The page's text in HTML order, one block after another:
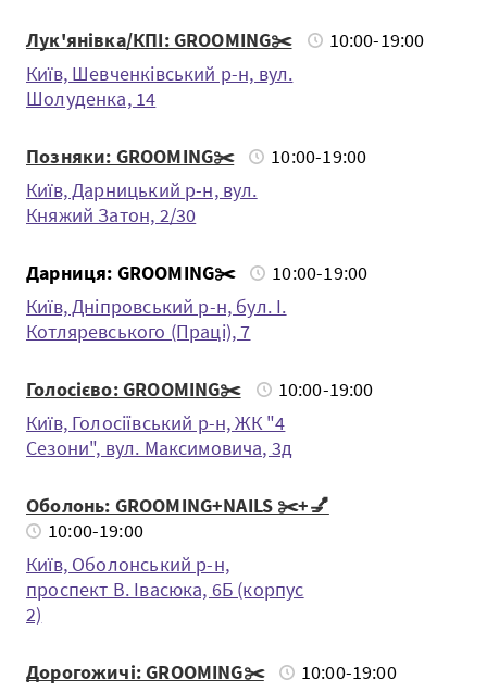
Лук'янівка/КПІ: GROOMING✂️
10:00-19:00
Київ, Шевченкiвський р-н, вул.
Шолуденка, 14
Позняки: GROOMING✂️
10:00-19:00
Київ, Дарницький р-н, вул.
Княжий Затон, 2/30
Дарниця: GROOMING✂️
10:00-19:00
Київ, Дніпровський р-н, бул. І.
Котляревського (Праці), 7
Голосієво: GROOMING✂️
10:00-19:00
Київ, Голосіївський р-н, ЖК "4
Сезони", вул. Максимовича, 3д
Оболонь: GROOMING+NAILS ✂️+💅
10:00-19:00
Київ, Оболонський р-н,
проспект В. Івасюка, 6Б (корпус
2)
Дорогожичі: GROOMING✂️
10:00-19:00